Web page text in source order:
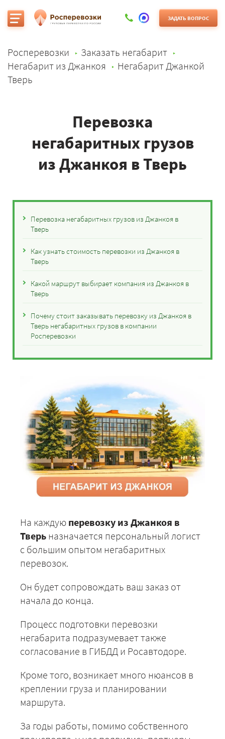
ЗАДАТЬ ВОПРОС
Росперевозки
Заказать негабарит
Негабарит из Джанкоя
Негабарит Джанкой
Тверь
Перевозка
негабаритных грузов
из Джанкоя в Тверь
Перевозка негабаритных грузов из Джанкоя в
Тверь
Как узнать стоимость перевозки из Джанкоя в
Тверь
Какой маршрут выбирает компания из Джанкоя в
Тверь
Почему стоит заказывать перевозку из Джанкоя в
Тверь негабаритных грузов в компании
Росперевозки
На каждую перевозку из Джанкоя в
Тверь назначается персональный логист
с большим опытом негабаритных
перевозок.
Он будет сопровождать ваш заказ от
начала до конца.
Процесс подготовки перевозки
негабарита подразумевает также
согласование в ГИБДД и Росавтодоре.
Кроме того, возникает много нюансов в
креплении груза и планировании
маршрута.
За годы работы, помимо собственного